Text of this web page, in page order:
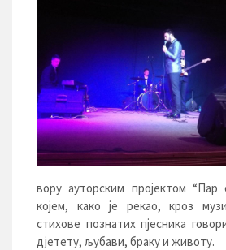
вору ауторским пројектом “Пар
којем, како је рекао, кроз
стихове познатих пјесника
дјетету, љубави, браку и животу.